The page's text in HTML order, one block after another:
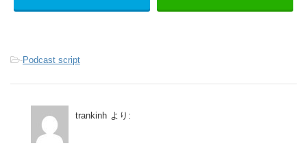
-Podcast script
trankinh より: